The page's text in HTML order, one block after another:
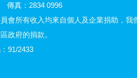
傳真：2834 0996
會所有收入均來自個人及企業捐助，我
政府的捐款。
91/2433